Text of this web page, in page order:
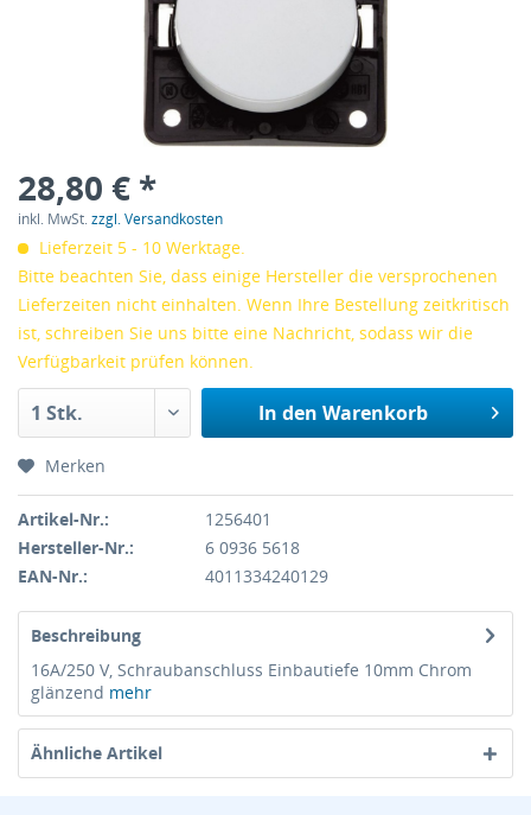
28,80 € *
inkl. MwSt.zzgl. Versandkosten
Lieferzeit 5 - 10 Werktage.
Bitte beachten Sie, dass einige Hersteller die versprochenen
Lieferzeiten nicht einhalten. Wenn Ihre Bestellung zeitkritisch
ist, schreiben Sie uns bitte eine Nachricht, sodass wir die
Verfügbarkeit prüfen können.
In den Warenkorb
Merken
Artikel-Nr.:
1256401
Hersteller-Nr.:
6 0936 5618
EAN-Nr.:
4011334240129
Beschreibung
16A/250 V, Schraubanschluss Einbautiefe 10mm Chrom
glänzend mehr
Ähnliche Artikel